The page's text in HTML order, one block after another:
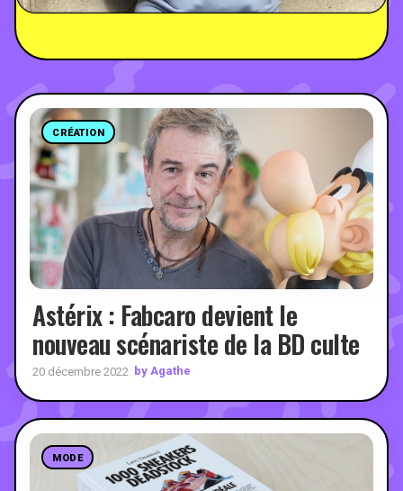
CRÉATION
Astérix : Fabcaro devient le
nouveau scénariste de la BD culte
20 décembre 2022 by Agathe
MODE